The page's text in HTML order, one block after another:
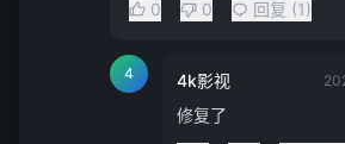
0
0 回复 (1)
4 4k影视
修复了